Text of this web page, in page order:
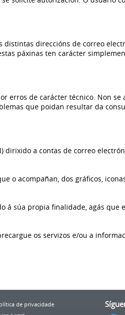
distintas direccións de correo
páxinas ten carácter
erros de carácter técnico. Non se
que poidan resultar da
dirixido a contas de correo
o acompañan, dos gráficos,
á súa propia finalidade, agás que
os servizos e/ou a
de privacidade